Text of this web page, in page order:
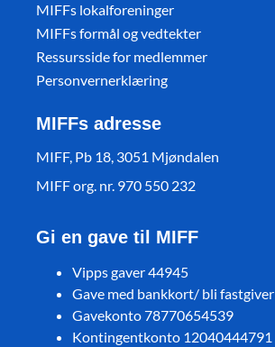
MIFFs lokalforeninger
MIFFs formål og vedtekter
Ressursside for medlemmer
Personvernerklæring
MIFFs adresse
MIFF, Pb 18, 3051 Mjøndalen
MIFF org. nr. 970 550 232
Gi en gave til MIFF
Vipps gaver 44945
Gave med bankkort/ bli fastgiver
Gavekonto 78770654539
Kontingentkonto 12040444791